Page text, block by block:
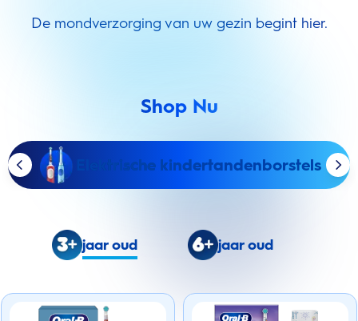
De mondverzorging van uw gezin begint hier.
Shop Nu
Elektrische kindertandenborstels
jaar oud jaar oud